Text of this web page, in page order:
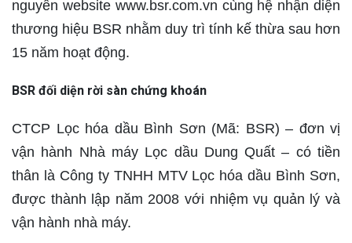
nguyên website www.bsr.com.vn cùng hệ nhận diện
thương hiệu BSR nhằm duy trì tính kế thừa sau hơn
15 năm hoạt động.
BSR đối diện rời sàn chứng khoán
CTCP Lọc hóa dầu Bình Sơn (Mã: BSR) – đơn vị
vận hành Nhà máy Lọc dầu Dung Quất – có tiền
thân là Công ty TNHH MTV Lọc hóa dầu Bình Sơn,
được thành lập năm 2008 với nhiệm vụ quản lý và
vận hành nhà máy.